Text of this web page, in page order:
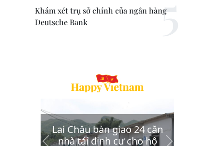
Khám xét trụ sở chính của ngân hàng
Deutsche Bank